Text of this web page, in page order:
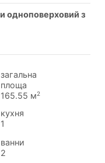
загальна
площа
165.55 м2
кухня
1
ванни
2